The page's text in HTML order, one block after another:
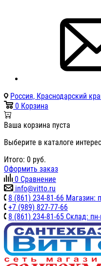
Россия, Краснодарский
0 Корзина
Ваша корзина пуста
Выберите в каталоге
Итого: 0 руб.
Оформить заказ
0 Сравнение
info@vitto.ru
8 (861) 234-81-66 Магазин:
+7 (989) 827-77-66
8 (861) 234-81-65 Склад: